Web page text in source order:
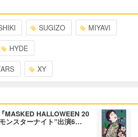
SUGIZO MIYAVI
HYDE
XY
MASKED HALLOWEEN 20
ンスターナイト”出演6…